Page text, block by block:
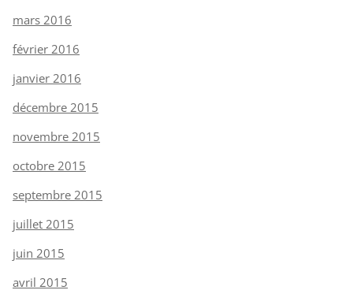
mars 2016
février 2016
janvier 2016
décembre 2015
novembre 2015
octobre 2015
septembre 2015
juillet 2015
juin 2015
avril 2015